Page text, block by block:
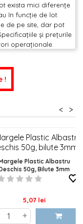
exista mici diferențe
în funcție de lot.
de pe site, dar pot
și prețurile
operaționale.
!
>
<
Plastic Albastru
50g, Bilute 3mm
Pret
5,07 lei
+